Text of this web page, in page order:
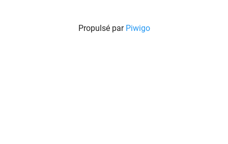
Propulsé par Piwigo